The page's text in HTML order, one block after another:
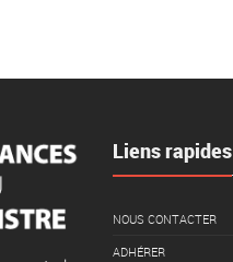
Liens rapides
NOUS CONTACTER
ADHÉRER